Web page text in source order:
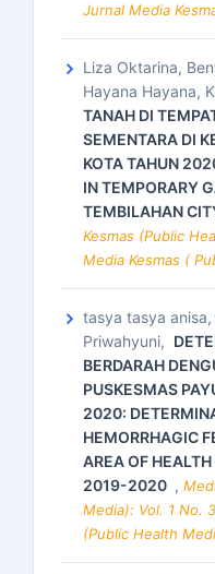
Jurnal Media
Liza Oktarina,
Hayana Hayana,
TANAH DI
SEMENTARA DI
KOTA TAHUN
IN TEMPORARY
TEMBILAHAN
Kesmas (Public
Media Kesmas (
tasya tasya anisa,
Priwahyuni,
BERDARAH
PUSKESMAS
2020:
HEMORRHAGIC
AREA OF
2019-2020 ,
Media): Vol. 1 No.
(Public Health